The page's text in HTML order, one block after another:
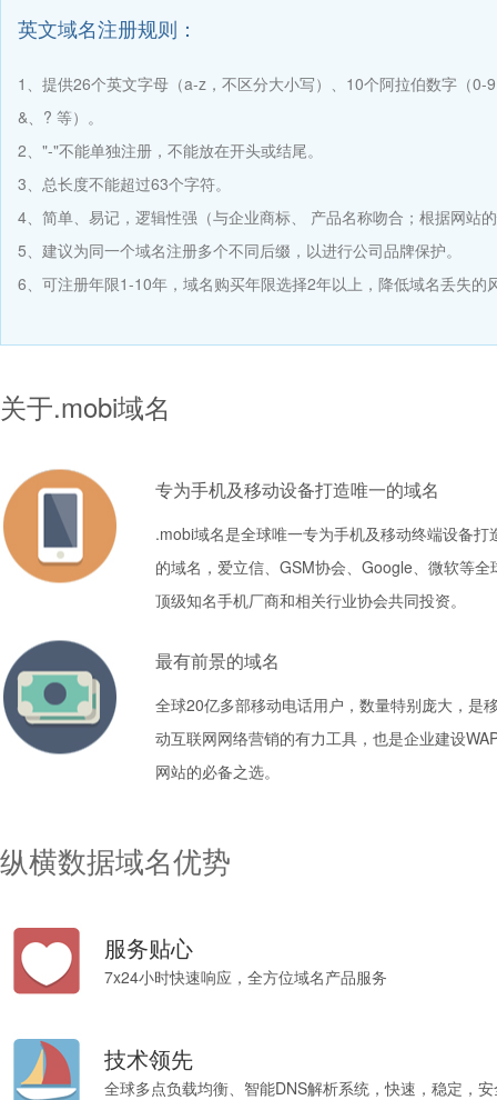
英文域名注册规则：
1、提供26个英文字母（a-z，不区分大小写）、10个阿拉伯数字（
&、? 等）。
2、"-"不能单独注册，不能放在开头或结尾。
3、总长度不能超过63个字符。
4、简单、易记，逻辑性强（与企业商标、 产品名称吻合；根据网站
5、建议为同一个域名注册多个不同后缀，以进行公司品牌保护。
6、可注册年限1-10年，域名购买年限选择2年以上，降低域名丢失的
关于.mobi域名
专为手机及移动设备打造唯一的域名
.mobi域名是全球唯一专为手机及移动终端设备打
的域名，爱立信、GSM协会、Google、微软等全
顶级知名手机厂商和相关行业协会共同投资。
最有前景的域名
全球20亿多部移动电话用户，数量特别庞大，是
动互联网网络营销的有力工具，也是企业建设
网站的必备之选。
纵横数据域名优势
服务贴心
7x24小时快速响应，全方位域名产品服务
技术领先
全球多点负载均衡、智能DNS解析系统，快速，稳定，